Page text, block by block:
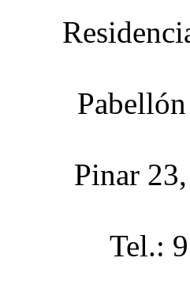
Pinar
Tel.: